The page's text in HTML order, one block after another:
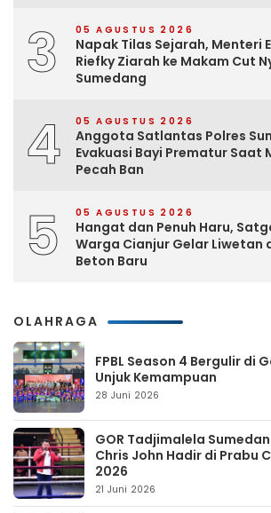
3 05 AGUSTUS 2026
Napak Tilas Sejarah, Menteri
Riefky Ziarah ke Makam Cut
Sumedang
4 05 AGUSTUS 2026
Anggota Satlantas Polres
Evakuasi Bayi Prematur Saat
Pecah Ban
5 05 AGUSTUS 2026
Hangat dan Penuh Haru,
Warga Cianjur Gelar Liwetan
Beton Baru
OLAHRAGA
FPBL Season 4 Bergulir di
Unjuk Kemampuan
28 Juni 2026
GOR Tadjimalela
Chris John Hadir di Prabu
2026
21 Juni 2026